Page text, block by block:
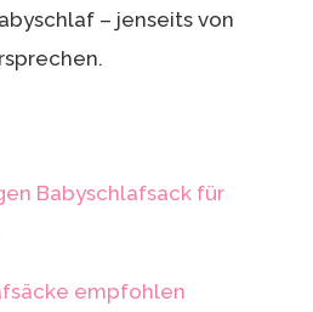
– jenseits von
Babyschlafsack für
empfohlen